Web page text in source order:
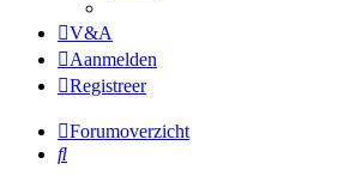
V&A
Aanmelden
Registreer
Forumoverzicht
Zoek